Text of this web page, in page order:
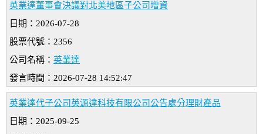
英業達董事會決議對北美地區子公司增資
日期：2026-07-28
股票代號：2356
公司名稱： 英業達
發言時間：2026-07-28 14:52:47
英業達代子公司英源達科技有限公司公告處分理財產品
日期：2025-09-25